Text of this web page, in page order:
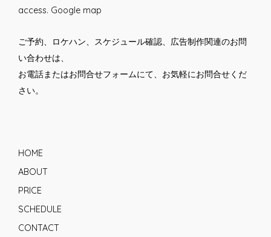
access. Google map
ご予約、ロケハン、スケジュール確認、広告制作関連のお問
い合わせは、
お電話またはお問合せフォームにて、お気軽にお問合せくだ
さい。
HOME
ABOUT
PRICE
SCHEDULE
CONTACT